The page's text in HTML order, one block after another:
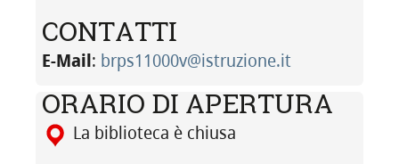
CONTATTI
E-Mail: brps11000v@istruzione.it
ORARIO DI APERTURA
La biblioteca è chiusa